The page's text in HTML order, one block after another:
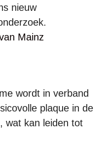
nieuw
Mainz
wordt in verband
plaque in de
wat kan leiden tot